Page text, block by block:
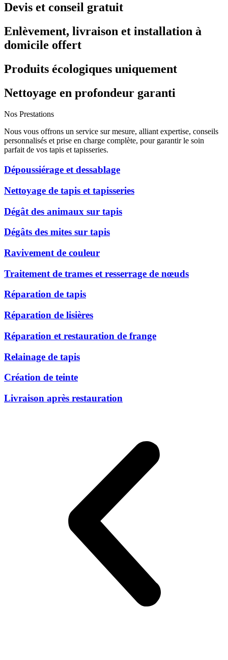
Devis et conseil gratuit
Enlèvement, livraison et installation à
domicile offert
Produits écologiques uniquement
Nettoyage en profondeur garanti
Nos Prestations
Nous vous offrons un service sur mesure, alliant expertise, conseils
personnalisés et prise en charge complète, pour garantir le soin
parfait de vos tapis et tapisseries.
Dépoussiérage et dessablage
Nettoyage de tapis et tapisseries
Dégât des animaux sur tapis
Dégâts des mites sur tapis
Ravivement de couleur
Traitement de trames et resserrage de nœuds
Réparation de tapis
Réparation de lisières
Réparation et restauration de frange
Relainage de tapis
Création de teinte
Livraison après restauration